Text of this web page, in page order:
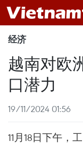
经济
越南对欧
口潜力
19/11/2024 01:56
11月18日下午，